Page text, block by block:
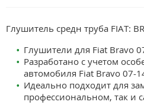
Глушитель средн труба FIAT:
Глушители для Fiat Bravo
Разработано с учетом
автомобиля Fiat Bravo 07-
Идеально подходит для
профессиональном, так и